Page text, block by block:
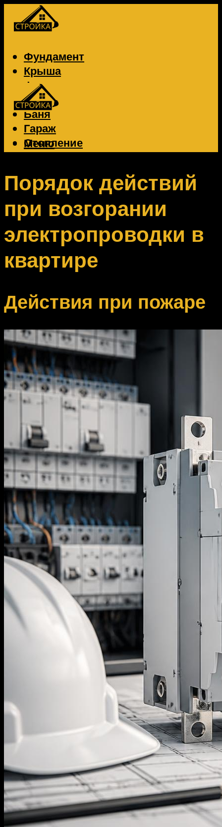
Фундамент
Крыша
Фасад
Забор
Баня
Гараж
Отопление
Вентиляция
Меню
Меню
Порядок действий
при возгорании
электропроводки в
квартире
Действия при пожаре